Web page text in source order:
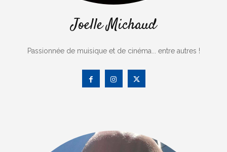
Joelle Michaud
Passionnée de muisique et de cinéma... entre autres !